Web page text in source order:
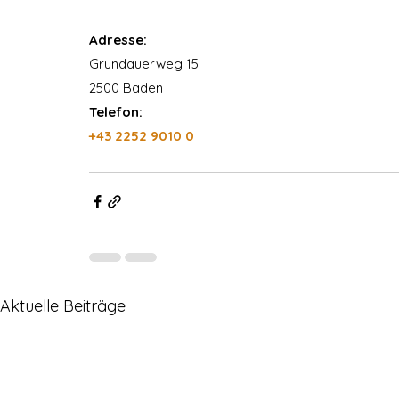
Adresse:
Grundauerweg 15
2500 Baden
Telefon:
+43 2252 9010 0
Aktuelle Beiträge